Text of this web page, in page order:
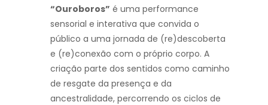
“Ouroboros” é uma performance
sensorial e interativa que convida o
público a uma jornada de (re)descoberta
e (re)conexão com o próprio corpo. A
criação parte dos sentidos como caminho
de resgate da presença e da
ancestralidade, percorrendo os ciclos de